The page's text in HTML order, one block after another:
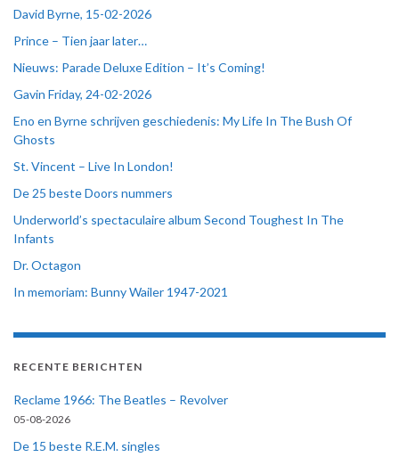
David Byrne, 15-02-2026
Prince – Tien jaar later…
Nieuws: Parade Deluxe Edition – It’s Coming!
Gavin Friday, 24-02-2026
Eno en Byrne schrijven geschiedenis: My Life In The Bush Of
Ghosts
St. Vincent – Live In London!
De 25 beste Doors nummers
Underworld’s spectaculaire album Second Toughest In The
Infants
Dr. Octagon
In memoriam: Bunny Wailer 1947-2021
RECENTE BERICHTEN
Reclame 1966: The Beatles – Revolver
05-08-2026
De 15 beste R.E.M. singles